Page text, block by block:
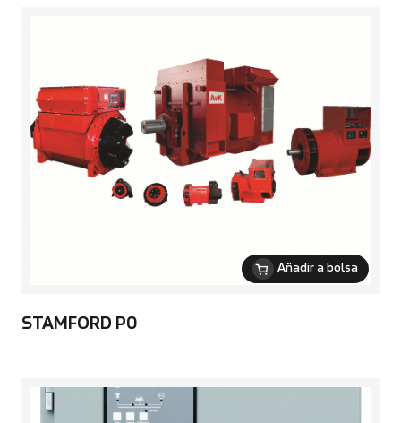
Añadir a bolsa
STAMFORD P0